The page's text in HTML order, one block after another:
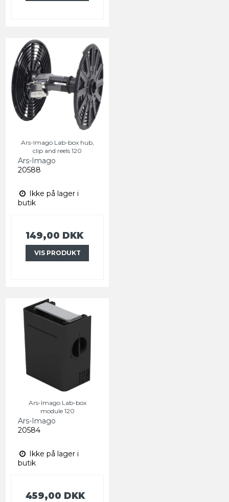
Ars-Imago Lab-box hub,
clip and reels 120
Ars-Imago
20588
Ikke på lager i
butik
149,00 DKK
VIS PRODUKT
Ars-Imago Lab-box
module 120
Ars-Imago
20584
Ikke på lager i
butik
459,00 DKK